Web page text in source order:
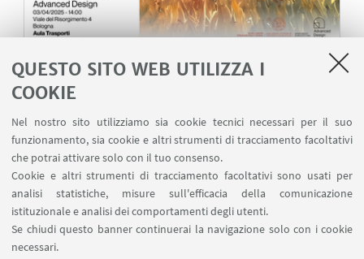
QUESTO SITO WEB UTILIZZA I
COOKIE
Nel nostro sito utilizziamo sia cookie tecnici necessari per il suo
funzionamento, sia cookie e altri strumenti di tracciamento facoltativi
che potrai attivare solo con il tuo consenso.
Cookie e altri strumenti di tracciamento facoltativi sono usati per
analisi statistiche, misure sull'efficacia della comunicazione
istituzionale e analisi dei comportamenti degli utenti.
Se chiudi questo banner continuerai la navigazione solo con i cookie
necessari.
DESIGN TALK
La foresta civile. Un breviario per i boschi
Incontro con Maria Livia Olivetti